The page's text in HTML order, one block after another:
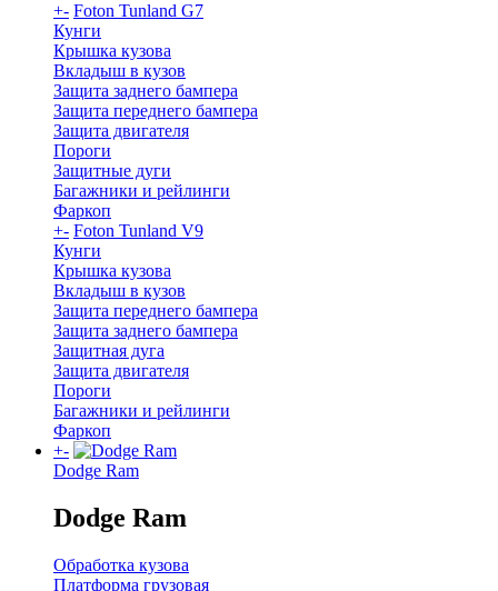
+- Foton Tunland G7
Кунги
Крышка кузова
Вкладыш в кузов
Защита заднего бампера
Защита переднего бампера
Защита двигателя
Пороги
Защитные дуги
Багажники и рейлинги
Фаркоп
+- Foton Tunland V9
Кунги
Крышка кузова
Вкладыш в кузов
Защита переднего бампера
Защита заднего бампера
Защитная дуга
Защита двигателя
Пороги
Багажники и рейлинги
Фаркоп
+-
Dodge Ram
Dodge Ram
Обработка кузова
Платформа грузовая